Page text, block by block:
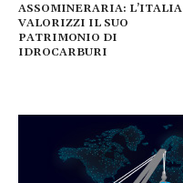
ASSOMINERARIA: L’ITALIA
VALORIZZI IL SUO
PATRIMONIO DI
IDROCARBURI